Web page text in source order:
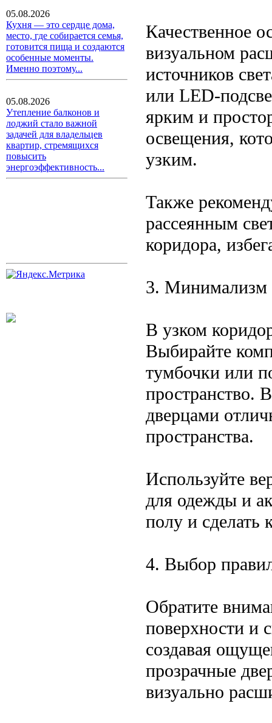
05.08.2026
Кухня — это сердце дома,
место, где собирается семья,
готовится пища и создаются
особенные моменты.
Именно поэтому...
05.08.2026
Утепление балконов и
лоджий стало важной
задачей для владельцев
квартир, стремящихся
повысить
энергоэффективность...
Качественное
визуальном
источников
или LED-
ярким и
освещения,
узким.
Также
рассеянным
коридора,
3. Минимализм
В узком
Выбирайте
тумбочки или
пространство.
дверцами
пространства.
Используйте
для одежды и
полу и сделать
4. Выбор
Обратите
поверхности и
создавая
прозрачные
визуально